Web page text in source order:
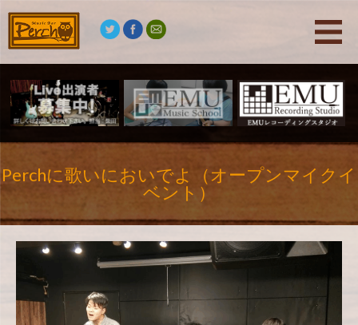
Perchに歌いにおいでよ（オープンマイクイ
ベント）